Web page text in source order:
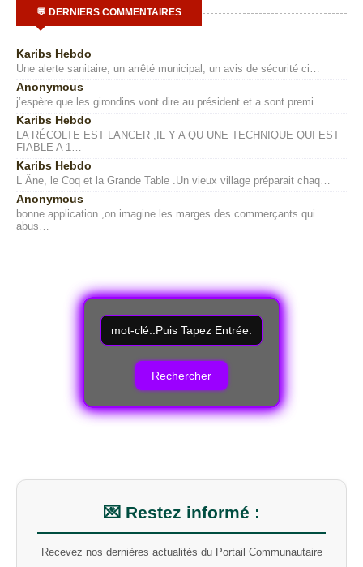
💬 DERNIERS COMMENTAIRES
Karibs Hebdo
Une alerte sanitaire, un arrêté municipal, un avis de sécurité ci…
Anonymous
j’espère que les girondins vont dire au président et a sont premi…
Karibs Hebdo
LA RÉCOLTE EST LANCER ,IL Y A QU UNE TECHNIQUE QUI EST
FIABLE A 1…
Karibs Hebdo
L Âne, le Coq et la Grande Table .Un vieux village préparait chaq…
Anonymous
bonne application ,on imagine les marges des commerçants qui
abus…
R
e
c
m
o
t
-
💌 Restez informé :
Recevez nos dernières actualités du Portail Communautaire